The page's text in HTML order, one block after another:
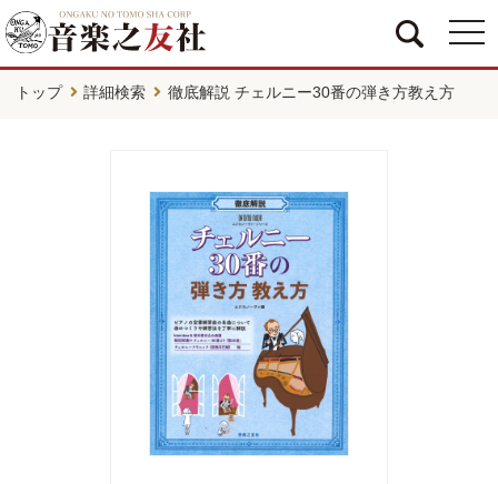
トップ 詳細検索 徹底解説 チェルニー30番の弾き方教え方